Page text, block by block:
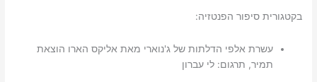
בקטגורית סיפור הפנטזיה:
עשרת אלפי הדלתות של ג'נוארי מאת אליקס הארו הוצאת
תמיר, תרגום: לי עברון